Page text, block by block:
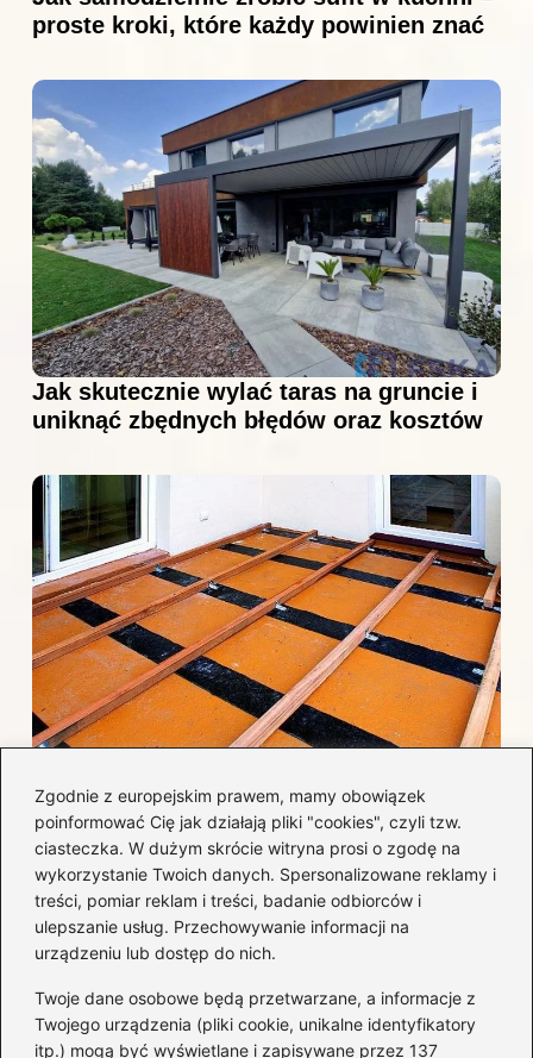
Zgodnie z europejskim prawem, mamy obowiązek
poinformować Cię jak działają pliki "cookies", czyli tzw.
ciasteczka. W dużym skrócie witryna prosi o zgodę na
wykorzystanie Twoich danych. Spersonalizowane reklamy i
treści, pomiar reklam i treści, badanie odbiorców i
ulepszanie usług. Przechowywanie informacji na
urządzeniu lub dostęp do nich.
Twoje dane osobowe będą przetwarzane, a informacje z
Twojego urządzenia (pliki cookie, unikalne identyfikatory
itp.) mogą być wyświetlane i zapisywane przez 137
proste kroki, które każdy powinien znać
Jak skutecznie wylać taras na gruncie i
uniknąć zbędnych błędów oraz kosztów
Jak efektywnie wykończyć taras
betonowy, by uniknąć najczęstszych
błędów i kosztów?
Kategorie
Aranżacja wnętrz (282)
Dom(171)